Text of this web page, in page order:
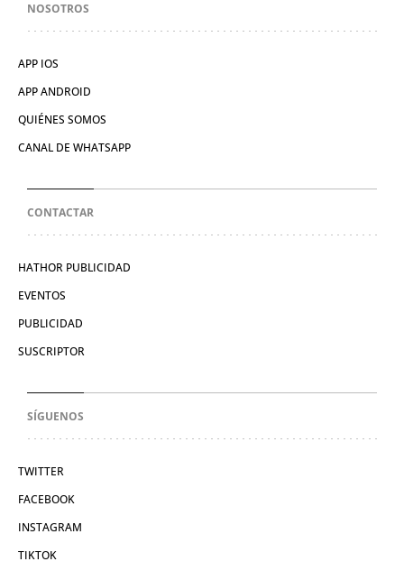
NOSOTROS
APP IOS
APP ANDROID
QUIÉNES SOMOS
CANAL DE WHATSAPP
CONTACTAR
HATHOR PUBLICIDAD
EVENTOS
PUBLICIDAD
SUSCRIPTOR
SÍGUENOS
TWITTER
FACEBOOK
INSTAGRAM
TIKTOK